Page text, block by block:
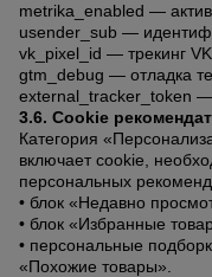
metrika_enabled —
usender_sub —
vk_pixel_id — трекинг
gtm_debug — отладка
external_tracker_token
3.6. Cookie
Категория
включает cookie,
персональных
• блок «Недавно
• блок «Избранные
• персональные
«Похожие товары».